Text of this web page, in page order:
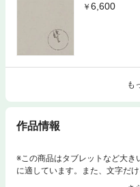
6,600
も
作品情報
※この商品はタブレットなど大き
に適しています。また、文字だ
ト、検索、辞書の参照、引用な